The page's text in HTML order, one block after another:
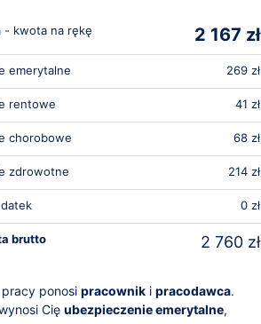
- kwota na rękę 2 167 zł
emerytalne 269 zł
rentowe 41 zł
chorobowe 68 zł
zdrowotne 214 zł
0 zł
brutto 2 760 zł
ponosi pracownik i pracodawca.
Cię ubezpieczenie emerytalne,